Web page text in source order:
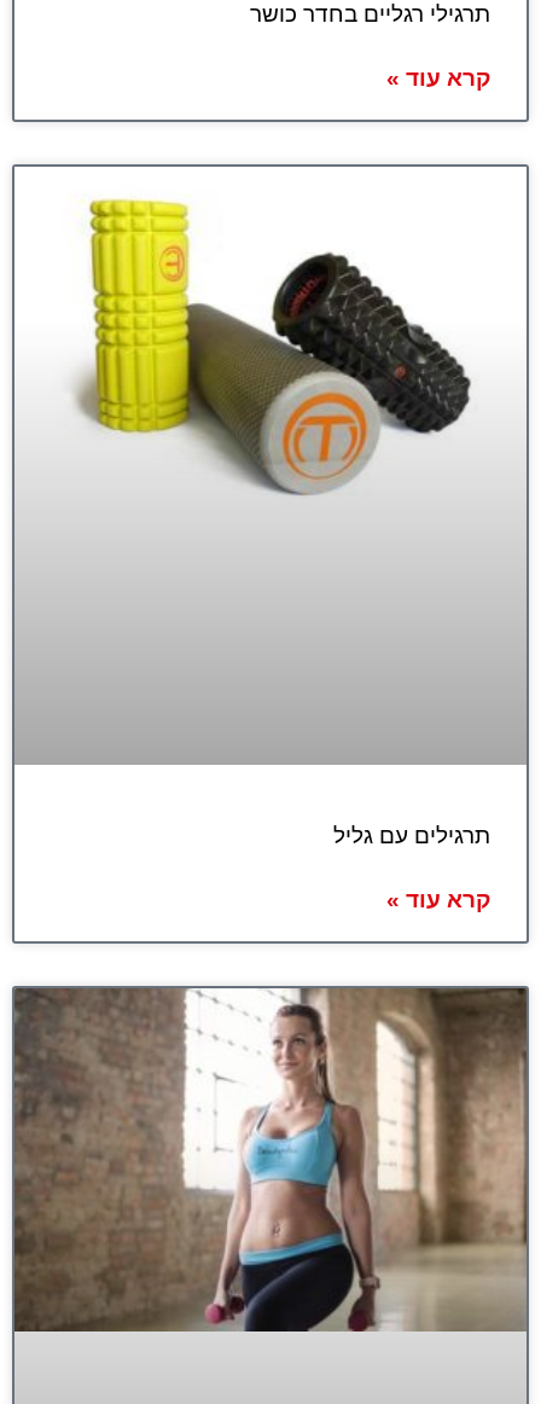
תרגילי רגליים בחדר כושר
קרא עוד »
תרגילים עם גליל
קרא עוד »